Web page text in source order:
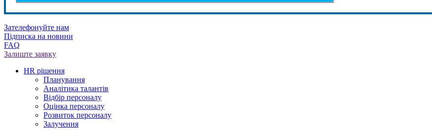
Зателефонуйте нам
Підписка на новини
FAQ
Залиште заявку
HR рішення
Планування
Аналітика талантів
Відбір персоналу
Оцінка персоналу
Розвиток персоналу
Залучення